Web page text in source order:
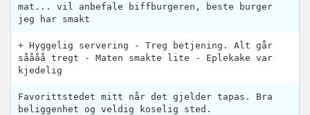
mat... vil anbefale biffburgeren, beste burger
jeg har smakt
+ Hyggelig servering - Treg betjening. Alt går
såååå tregt - Maten smakte lite - Eplekake var
kjedelig
Favorittstedet mitt når det gjelder tapas. Bra
beliggenhet og veldig koselig sted.